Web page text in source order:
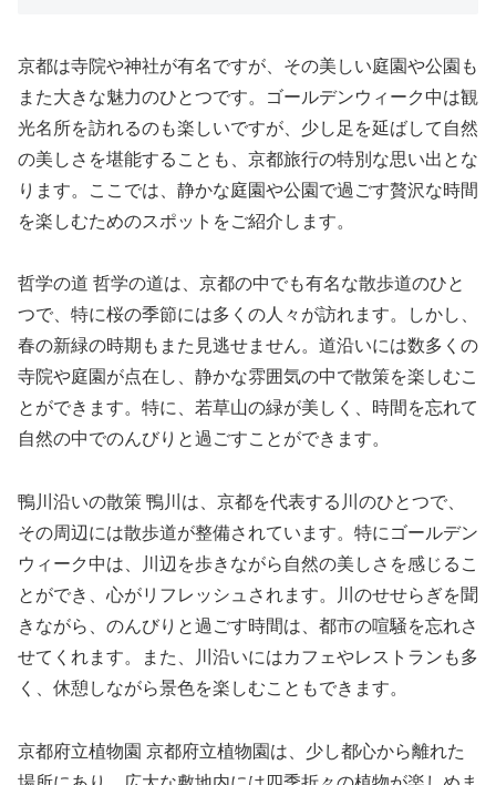
京都は寺院や神社が有名ですが、その美しい庭園や公園も
また大きな魅力のひとつです。ゴールデンウィーク中は観
光名所を訪れるのも楽しいですが、少し足を延ばして自然
の美しさを堪能することも、京都旅行の特別な思い出とな
ります。ここでは、静かな庭園や公園で過ごす贅沢な時間
を楽しむためのスポットをご紹介します。
哲学の道 哲学の道は、京都の中でも有名な散歩道のひと
つで、特に桜の季節には多くの人々が訪れます。しかし、
春の新緑の時期もまた見逃せません。道沿いには数多くの
寺院や庭園が点在し、静かな雰囲気の中で散策を楽しむこ
とができます。特に、若草山の緑が美しく、時間を忘れて
自然の中でのんびりと過ごすことができます。
鴨川沿いの散策 鴨川は、京都を代表する川のひとつで、
その周辺には散歩道が整備されています。特にゴールデン
ウィーク中は、川辺を歩きながら自然の美しさを感じるこ
とができ、心がリフレッシュされます。川のせせらぎを聞
きながら、のんびりと過ごす時間は、都市の喧騒を忘れさ
せてくれます。また、川沿いにはカフェやレストランも多
く、休憩しながら景色を楽しむこともできます。
京都府立植物園 京都府立植物園は、少し都心から離れた